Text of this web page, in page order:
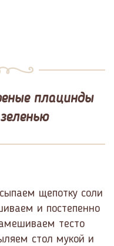
плацинды
щепотку соли
и постепенно
тесто
стол мукой и